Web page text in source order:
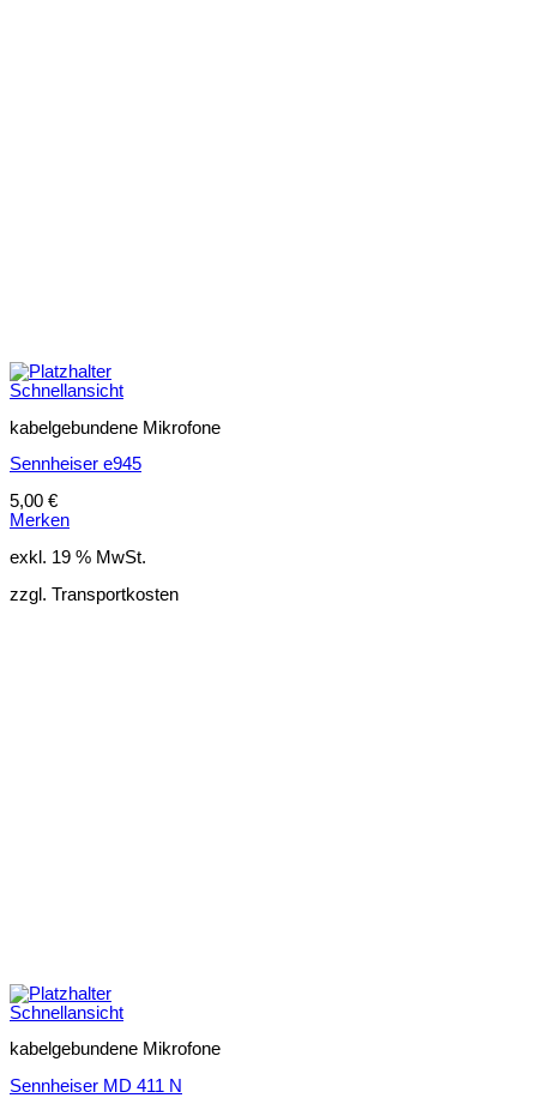
Schnellansicht
kabelgebundene Mikrofone
Sennheiser e945
5,00 €
Merken
exkl. 19 % MwSt.
zzgl. Transportkosten
Schnellansicht
kabelgebundene Mikrofone
Sennheiser MD 411 N